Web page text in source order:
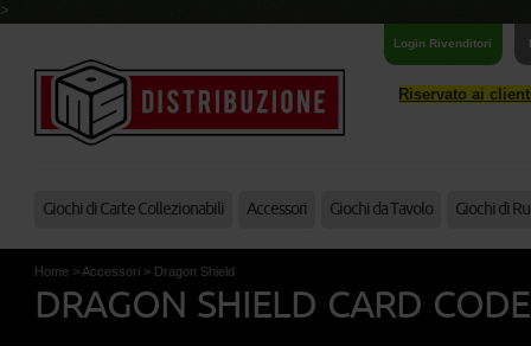
>
Login Rivenditori
Riservato ai
Giochi di Carte Collezionabili Accessori Giochi da Tavolo Giochi di
Home > Accessori > Dragon Shield
DRAGON SHIELD CARD